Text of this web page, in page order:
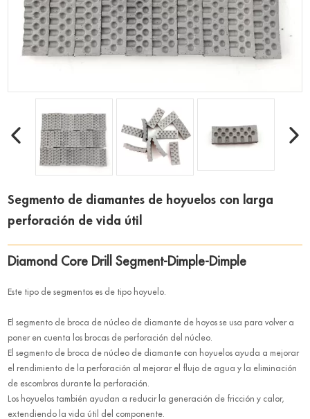
Segmento de diamantes de hoyuelos con larga
perforación de vida útil
Diamond Core Drill Segment-Dimple-Dimple
Este tipo de segmentos es de tipo hoyuelo.
El segmento de broca de núcleo de diamante de hoyos se usa para volver a
poner en cuenta los brocas de perforación del núcleo.
El segmento de broca de núcleo de diamante con hoyuelos ayuda a mejorar
el rendimiento de la perforación al mejorar el flujo de agua y la eliminación
de escombros durante la perforación.
Los hoyuelos también ayudan a reducir la generación de fricción y calor,
extendiendo la vida útil del componente.